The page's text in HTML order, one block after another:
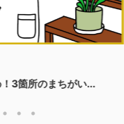
3箇所のまちがい...